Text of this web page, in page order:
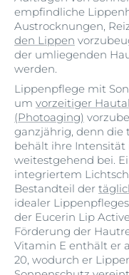
empfindliche
Austrocknungen,
den Lippen
der umliegenden
werden.
Lippenpflege mit
um vorzeitiger
(Photoaging)
ganzjährig, denn die
behält ihre Intensität
weitestgehend bei.
integriertem
Bestandteil der
idealer
der Eucerin Lip
Förderung der
Vitamin E enthält er
20, wodurch er